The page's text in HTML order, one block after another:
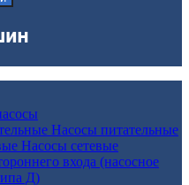
Насосы питательные
Насосы сетевые